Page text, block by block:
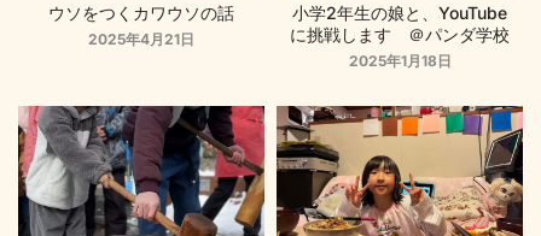
ウソをつくカワウソの話
2025年4月21日
小学2年生の娘と、YouTube
に挑戦します ＠パンダ学校
2025年1月18日